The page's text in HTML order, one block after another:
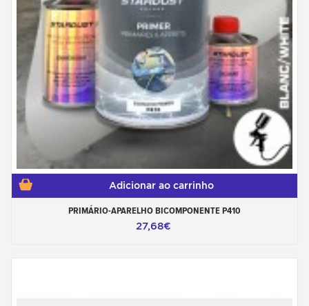
Adicionar ao carrinho
PRIMÁRIO-APARELHO BICOMPONENTE P410
27,68€